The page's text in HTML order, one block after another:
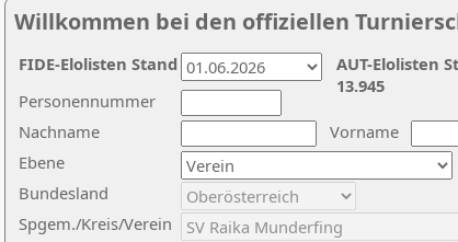
Willkommen bei den offiziellen
Nachname
Vorname
Ebene
Personennummer
Bundesland
Spgem./Kreis/Verein
AUT-Elolisten
13.945
FIDE-Elolisten Stand